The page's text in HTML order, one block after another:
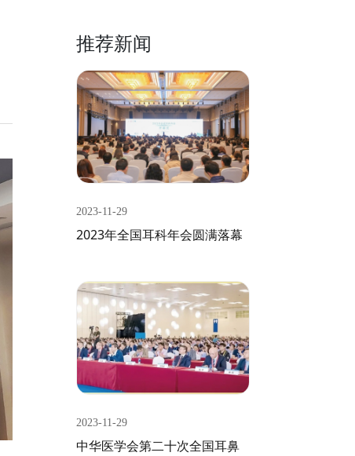
推荐新闻
2023-11-29
2023年全国耳科年会圆满落幕
2023-11-29
中华医学会第二十次全国耳鼻